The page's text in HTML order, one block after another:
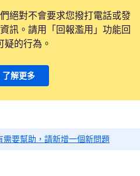
絕對不會要求您撥打電話或發
訊。請用「回報濫用」功能回
疑的行為。
了解更多
需要幫助，請新增一個新問題